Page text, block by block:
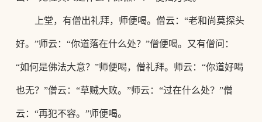
上堂，有僧出礼拜，师便喝。僧云： “老和尚莫探头
好。”师云：“你道落在什么处？”僧便喝。又有僧问：
“如何是佛法大意？”师便喝，僧礼拜。师云：“你道好喝
也无？”僧云：“草贼大败。”师云：“过在什么处？”僧
云：“再犯不容。”师便喝。